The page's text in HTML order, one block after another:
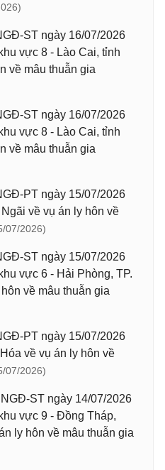
ST ngày 16/07/2026
vực 8 - Lào Cai, tỉnh
về mâu thuẫn gia
ST ngày 16/07/2026
vực 8 - Lào Cai, tỉnh
về mâu thuẫn gia
PT ngày 15/07/2026
về vụ án ly hôn về
07/2026)
ST ngày 15/07/2026
vực 6 - Hải Phòng, TP.
về mâu thuẫn gia
PT ngày 15/07/2026
về vụ án ly hôn về
07/2026)
ST ngày 14/07/2026
vực 9 - Đồng Tháp,
ly hôn về mâu thuẫn gia